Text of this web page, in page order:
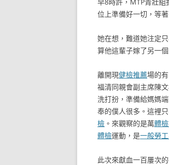
位上準備好一切，等
她在想，難道她注定
算他這輩子嫁了另一
離開現健檢推薦場的
福清同親會副主席陳
洗打扮，準備給媽媽
奉的僕人很多。這裡
檢 。來觀察的是萬體
體檢運動，是一般勞
此次來獻血一百屢次